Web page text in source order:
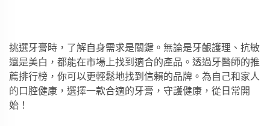
挑選牙膏時，了解自身需求是關鍵。無論是牙齦護理、抗敏
還是美白，都能在市場上找到適合的產品。透過牙醫師的推
薦排行榜，你可以更輕鬆地找到信賴的品牌。為自己和家人
的口腔健康，選擇一款合適的牙膏，守護健康，從日常開
始！